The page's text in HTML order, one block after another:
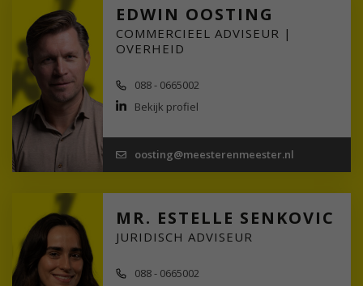
EDWIN OOSTING
COMMERCIEEL ADVISEUR |
OVERHEID
088 - 0665002
Bekijk profiel
oosting@meesterenmeester.nl
MR. ESTELLE SENKOVIC
JURIDISCH ADVISEUR
088 - 0665002